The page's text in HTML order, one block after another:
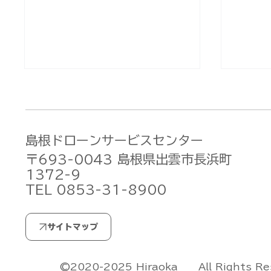
Matterport撮影を行いま
した(Matterport Pro3)
©2020-2025 Hiraoka All Rights
島根ドローンサービスセンター
〒693-0043 島根県出雲市長浜町
1372-9
TEL 0853-31-8900